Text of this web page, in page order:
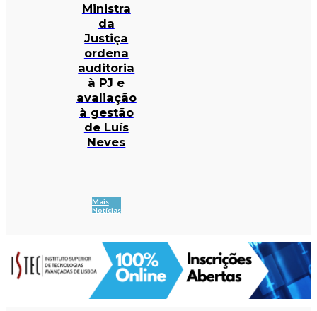
Ministra
da
Justiça
ordena
auditoria
à PJ e
avaliação
à gestão
de Luís
Neves
Mais
Notícias